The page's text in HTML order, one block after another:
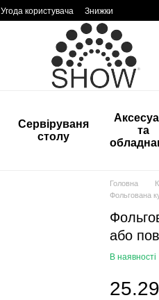
Угода користувача Знижки
Сервіруваня
столу
та
Головна
Фольгована
або
В наявності